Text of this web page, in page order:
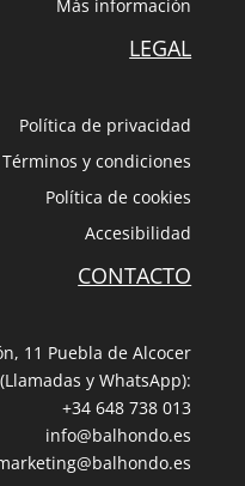
Más información
LEGAL
Política de privacidad
Términos y condiciones
Política de cookies
Accesibilidad
CONTACTO
11 Puebla de Alcocer
y WhatsApp):
+34 648 738 013
info@balhondo.es